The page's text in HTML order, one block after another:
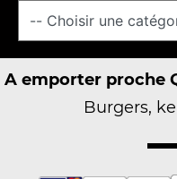
A emporter proche
Burgers,